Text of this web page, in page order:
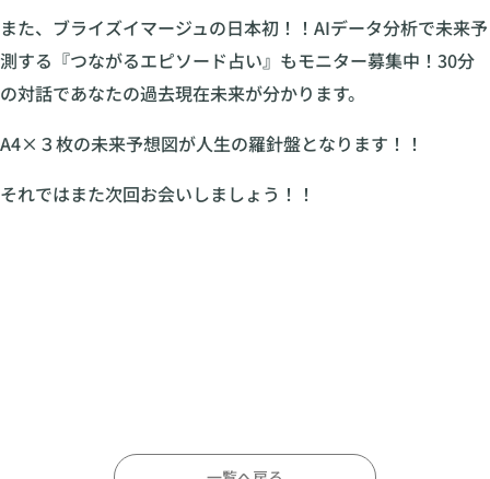
また、ブライズイマージュの日本初！！AIデータ分析で未来予
測する『つながるエピソード占い』もモニター募集中！30分
の対話であなたの過去現在未来が分かります。
A4×３枚の未来予想図が人生の羅針盤となります！！
それではまた次回お会いしましょう！！